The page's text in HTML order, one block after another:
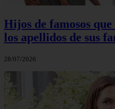
Hijos de famosos
los apellidos de sus
28/07/2026